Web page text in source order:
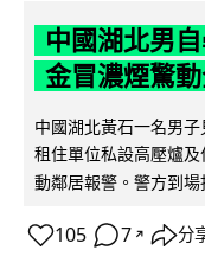
中國湖北男
金冒濃煙驚
中國湖北黃石一名男
租住單位私設高壓爐
動鄰居報警。警方到場
105 7 ↗ 分